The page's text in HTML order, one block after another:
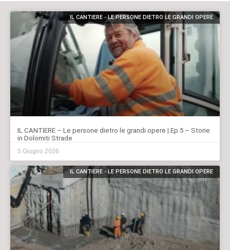
IL CANTIERE - LE PERSONE DIETRO LE GRANDI OPERE
IL CANTIERE – Le persone dietro le grandi opere | Ep.5 – Storie
in Dolomiti Strade
5 Giugno 2026
IL CANTIERE - LE PERSONE DIETRO LE GRANDI OPERE